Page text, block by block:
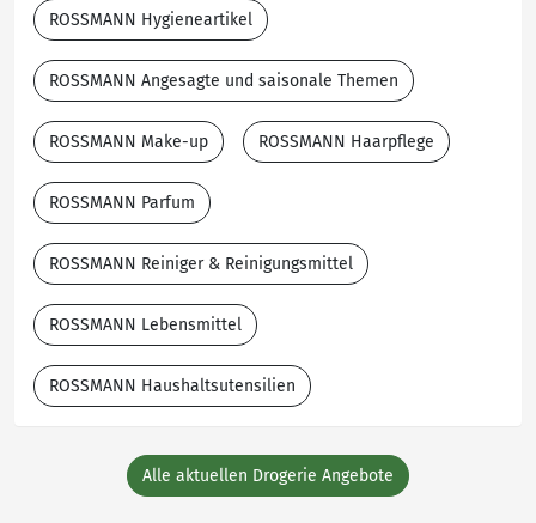
ROSSMANN Hygieneartikel
ROSSMANN Angesagte und saisonale Themen
ROSSMANN Make-up ROSSMANN Haarpflege
ROSSMANN Parfum
ROSSMANN Reiniger & Reinigungsmittel
ROSSMANN Lebensmittel
ROSSMANN Haushaltsutensilien
Alle aktuellen Drogerie Angebote